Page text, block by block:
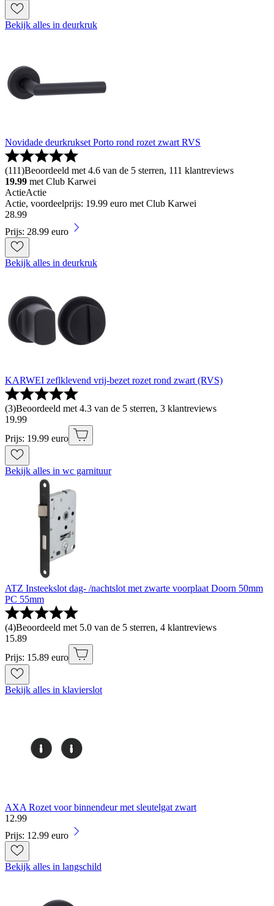
Bekijk alles in deurkruk
Novidade deurkrukset Porto rond rozet zwart RVS
(111)Beoordeeld met 4.6 van de 5 sterren, 111 klantreviews
19.99 met Club Karwei
ActieActie
Actie, voordeelprijs: 19.99 euro met Club Karwei
28.99
Prijs: 28.99 euro
Bekijk alles in deurkruk
KARWEI zeflklevend vrij-bezet rozet rond zwart (RVS)
(3)Beoordeeld met 4.3 van de 5 sterren, 3 klantreviews
19.99
Prijs: 19.99 euro
Bekijk alles in wc garnituur
ATZ Insteekslot dag- /nachtslot met zwarte voorplaat Doorn 50mm
PC 55mm
(4)Beoordeeld met 5.0 van de 5 sterren, 4 klantreviews
15.89
Prijs: 15.89 euro
Bekijk alles in klavierslot
AXA Rozet voor binnendeur met sleutelgat zwart
12.99
Prijs: 12.99 euro
Bekijk alles in langschild